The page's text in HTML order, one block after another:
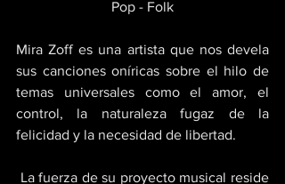
Pop - Folk
Mira Zoff es una artista que nos devela
sus canciones oníricas sobre el hilo de
temas universales como el amor, el
control, la naturaleza fugaz de la
felicidad y la necesidad de libertad.